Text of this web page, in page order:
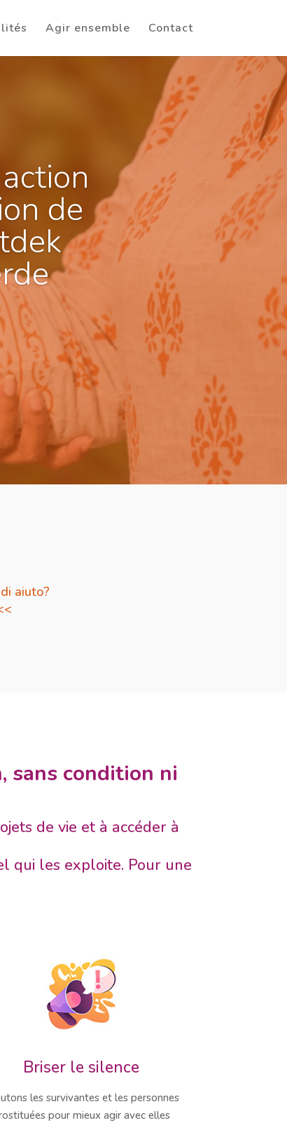
Agir ensemble Contact
de
aiuto?
sans condition ni
de vie et à accéder à
qui les exploite. Pour une
Briser le silence
les survivantes et les personnes
pour mieux agir avec elles